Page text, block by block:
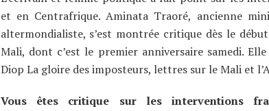
et en Centrafrique. Aminata Traoré, ancienne
altermondialiste, s’est montrée critique dès le
Mali, dont c’est le premier anniversaire samedi.
Diop La gloire des imposteurs, lettres sur le Mali et
Vous êtes critique sur les interventions